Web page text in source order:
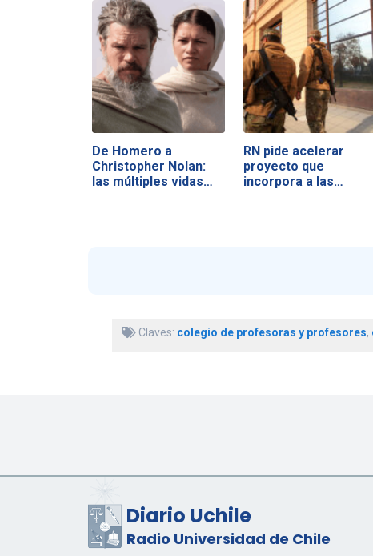
De Homero a
Christopher Nolan:
las múltiples vidas…
RN pide acelerar
proyecto que
incorpora a las…
Claves: colegio de profesoras y profesores,
Diario Uchile
Radio Universidad de Chile